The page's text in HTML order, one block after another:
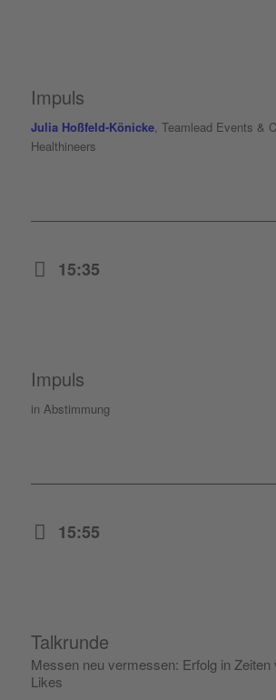
Impuls
Julia Hoßfeld-Könicke, Teamlead Events &
Healthineers
15:35
Impuls
in Abstimmung
15:55
Talkrunde
Messen neu vermessen: Erfolg in Zeiten
Likes